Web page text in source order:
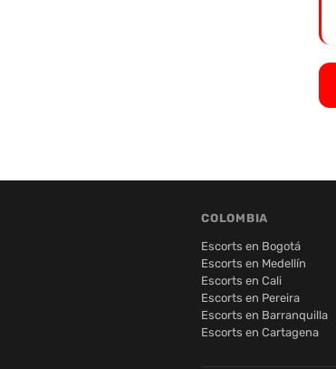
COLOMBIA
Escorts en Bogotá
Escorts en Medellín
Escorts en Cali
Escorts en Pereira
Escorts en Barranquilla
Escorts en Cartagena